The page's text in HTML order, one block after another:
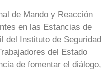
de Mando y Reacción
en las Estancias de
del Instituto de Seguridad
del Estado
de fomentar el diálogo,